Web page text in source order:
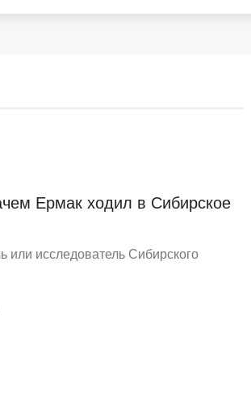
Ермак ходил в Сибирское
или исследователь Сибирского